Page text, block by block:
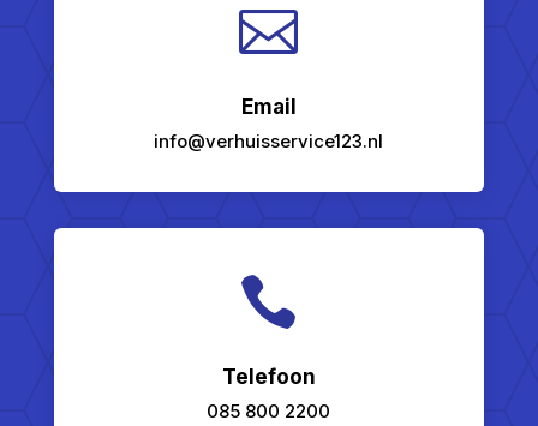

Email
info@verhuisservice123.nl

Telefoon
085 800 2200